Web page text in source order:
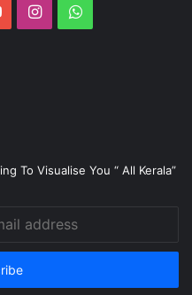
YouTubeInstagramWhatsApp
To Visualise You “ All Kerala”